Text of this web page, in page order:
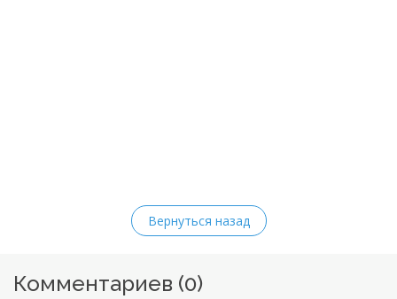
Вернуться назад
Комментариев (0)